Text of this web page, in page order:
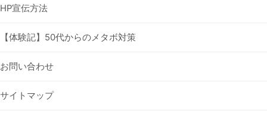
HP宣伝方法
【体験記】50代からのメタボ対策
お問い合わせ
サイトマップ